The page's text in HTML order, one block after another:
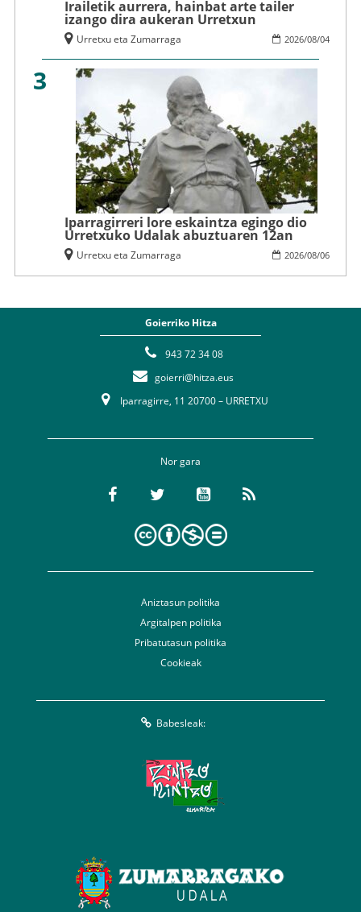
Irailetik aurrera, hainbat arte tailer
izango dira aukeran Urretxun
2026/08/04
Urretxu eta Zumarraga
3
Iparragirreri lore eskaintza egingo dio
Urretxuko Udalak abuztuaren 12an
2026/08/06
Urretxu eta Zumarraga
Goierriko Hitza
943 72 34 08
goierri@hitza.eus
Iparragirre, 11 20700 – URRETXU
Nor gara
Aniztasun politika
Argitalpen politika
Pribatutasun politika
Cookieak
Babesleak: